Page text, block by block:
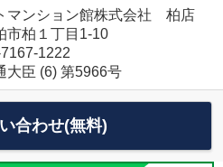
マンション館株式会社 柏店
市柏１丁目1-10
1222
大臣 (6) 第5966号
合わせ(無料)